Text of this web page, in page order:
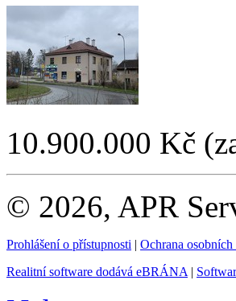
10.900.000 Kč
© 2026, APR
Prohlášení o přístupnosti | Ochrana osobních
Realitní software dodává eBRÁNA |